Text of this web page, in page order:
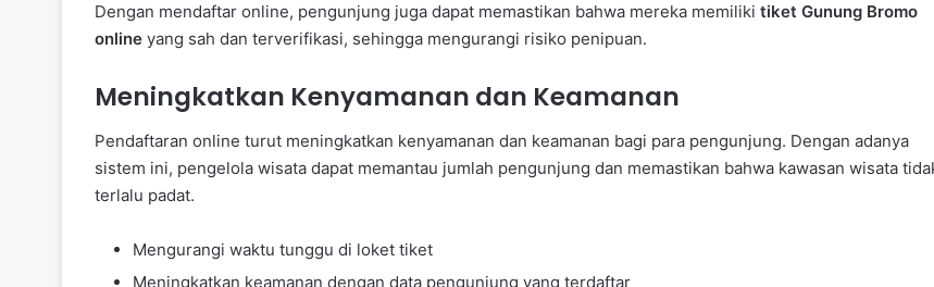
Dengan mendaftar online, pengunjung juga dapat memastikan bahwa mereka memiliki tiket Gunung Bromo
online yang sah dan terverifikasi, sehingga mengurangi risiko penipuan.
Meningkatkan Kenyamanan dan Keamanan
Pendaftaran online turut meningkatkan kenyamanan dan keamanan bagi para pengunjung. Dengan adanya
sistem ini, pengelola wisata dapat memantau jumlah pengunjung dan memastikan bahwa kawasan wisata
terlalu padat.
Mengurangi waktu tunggu di loket tiket
Meningkatkan keamanan dengan data pengunjung yang terdaftar